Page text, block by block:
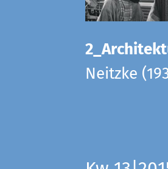
Neitzke